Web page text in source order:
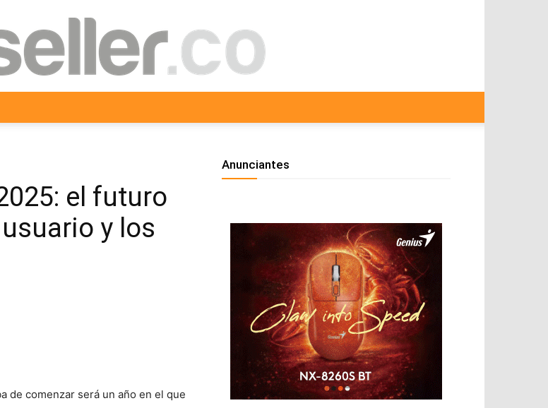
ITseller
el futuro
y los
de comenzar será un año en el que
Anunciantes